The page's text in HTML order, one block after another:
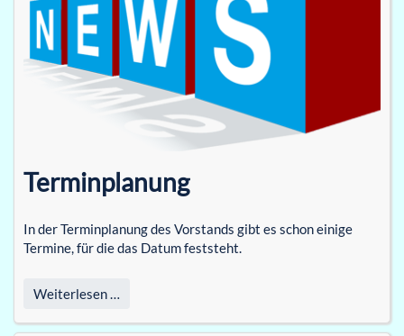
Terminplanung
In der Terminplanung des Vorstands gibt es schon einige
Termine, für die das Datum feststeht.
Weiterlesen …